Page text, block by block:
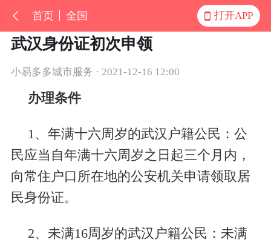
首页 全国 打开APP
武汉身份证初次申领
小易多多城市服务 · 2021-12-16 12:00
办理条件
1、年满十六周岁的武汉户籍公民：公
民应当自年满十六周岁之日起三个月内，
向常住户口所在地的公安机关申请领取居
民身份证。
2、未满16周岁的武汉户籍公民：未满